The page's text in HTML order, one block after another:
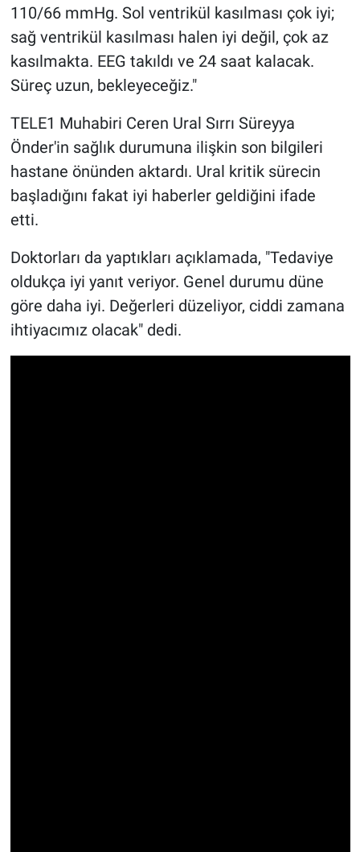
110/66 mmHg. Sol ventrikül kasılması çok iyi;
sağ ventrikül kasılması halen iyi değil, çok az
kasılmakta. EEG takıldı ve 24 saat kalacak.
Süreç uzun, bekleyeceğiz."
TELE1 Muhabiri Ceren Ural Sırrı Süreyya
Önder'in sağlık durumuna ilişkin son bilgileri
hastane önünden aktardı. Ural kritik sürecin
başladığını fakat iyi haberler geldiğini ifade
etti.
Doktorları da yaptıkları açıklamada, "Tedaviye
oldukça iyi yanıt veriyor. Genel durumu düne
göre daha iyi. Değerleri düzeliyor, ciddi zamana
ihtiyacımız olacak" dedi.
Türkiye'nin Geleceği
Türkiye'nin Gündemi
Yerel Yaşam
Canlı Yayın